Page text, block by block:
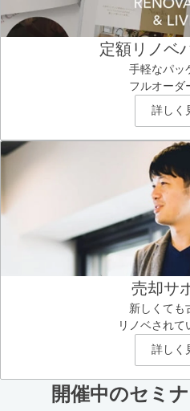
定額リノベ
手軽なパッ
フルオーダ
詳しく
売却サ
新しくても
リノベされて
詳しく
開催中のセミ